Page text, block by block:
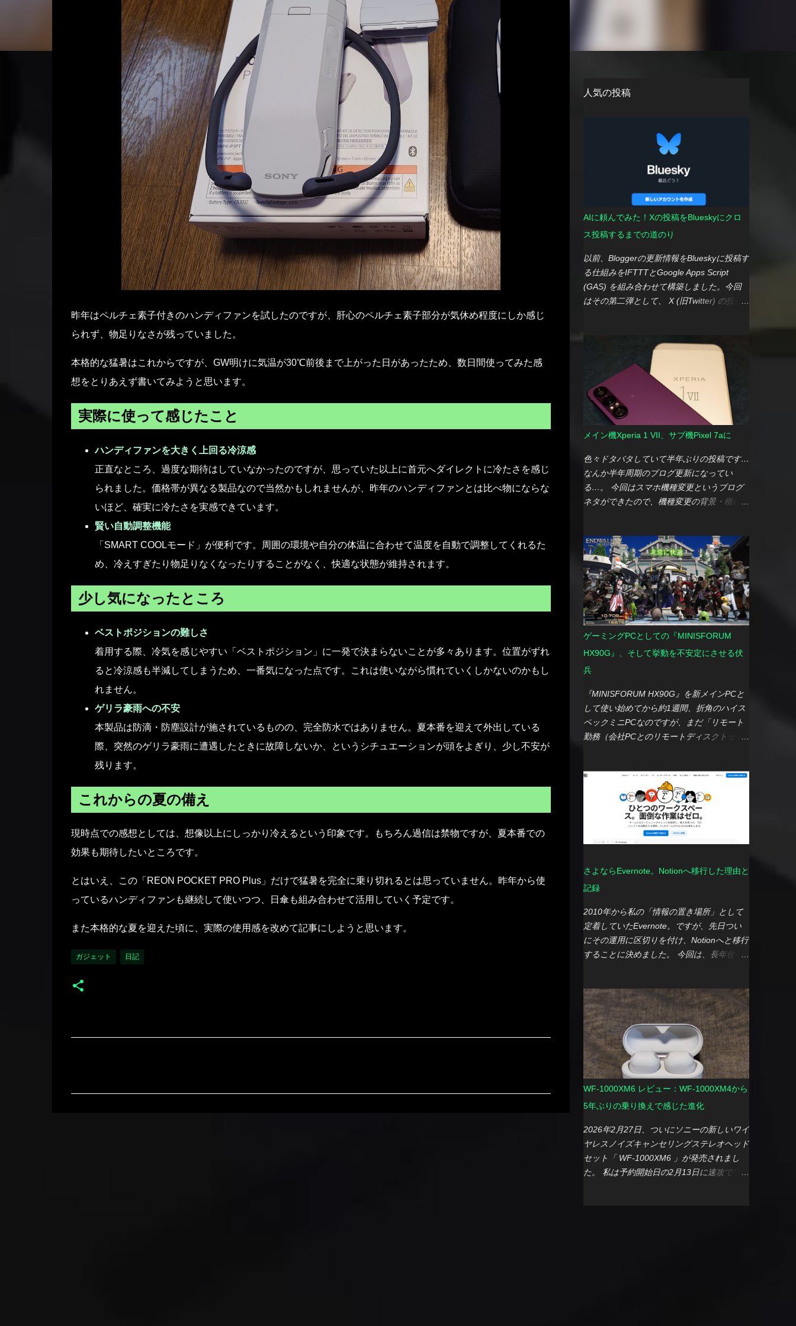
昨年はペルチェ素子付きのハンディファンを試したのですが、肝心のペルチェ素子部分が気休め程度にしか感じ
られず、物足りなさが残っていました。
本格的な猛暑はこれからですが、GW明けに気温が30℃前後まで上がった日があったため、数日間使ってみた感
想をとりあえず書いてみようと思います。
実際に使って感じたこと
ハンディファンを大きく上回る冷涼感
正直なところ、過度な期待はしていなかったのですが、思っていた以上に首元へダイレクトに冷たさを感じ
られました。価格帯が異なる製品なので当然かもしれませんが、昨年のハンディファンとは比べ物にならな
いほど、確実に冷たさを実感できています。
賢い自動調整機能
「SMART COOLモード」が便利です。周囲の環境や自分の体温に合わせて温度を自動で調整してくれるた
め、冷えすぎたり物足りなくなったりすることがなく、快適な状態が維持されます。
少し気になったところ
ベストポジションの難しさ
着用する際、冷気を感じやすい「ベストポジション」に一発で決まらないことが多々あります。位置がずれ
ると冷涼感も半減してしまうため、一番気になった点です。これは使いながら慣れていくしかないのかもし
れません。
ゲリラ豪雨への不安
本製品は防滴・防塵設計が施されているものの、完全防水ではありません。夏本番を迎えて外出している
際、突然のゲリラ豪雨に遭遇したときに故障しないか、というシチュエーションが頭をよぎり、少し不安が
残ります。
これからの夏の備え
現時点での感想としては、想像以上にしっかり冷えるという印象です。もちろん過信は禁物ですが、夏本番での
効果も期待したいところです。
とはいえ、この「REON POCKET PRO Plus」だけで猛暑を完全に乗り切れるとは思っていません。昨年から使
っているハンディファンも継続して使いつつ、日傘も組み合わせて活用していく予定です。
また本格的な夏を迎えた頃に、実際の使用感を改めて記事にしようと思います。
ガジェット 日記
人気の投稿
AIに頼んでみた！Xの投稿をBlueskyにクロ
ス投稿するまでの道のり
以前、Bloggerの更新情報をBlueskyに投稿す
る仕組みをIFTTTとGoogle Apps Script
(GAS) を組み合わせて構築しました。今回
はその第二弾として、 X (旧Twitter) の投稿
回も前回と同様に、IFTTTとGASを連携させ
て機能を実現しています。前回との大きな違
いは、 GASスクリプトの大部分をGeminiに
作成してもらった点 です。 Geminiを使って
みて感じたこと 実際にGeminiにスクリプト
作成を依頼する中で、いくつかの気づきがあ
にかく手軽： GASに詳しくなくても、要望
を伝えるだけで、ある程度動作するスクリプ
トを提示してくれるため、開発の手間が大幅
に削減されました。 バグ修正や改修の柔軟
性： バグが発生した場合でも、動作ログを
えて改修してくれるのは非常に便利でした。
難しい点 既存スクリプトへの機能追加や処
理見直し： 一度完成したスクリプトに機能
を追加したり、処理を見直したりする際は、
新規作成時よりも試行錯誤が増える傾向にあ
りました。既存スクリプトの内容と要望を伝
えると、機能追加や処理の見直しはしてくれ
るものの、 Geminiが全く無関係な箇所まで
勝手に改変してしまう ことが多々あり、そ
れまで正常に動作していた処理まで壊れてし
外の改変にイライラ： 禁止事項を伝えて
も、スクリプトが呼び出しているライブラリ
関数を、全く実在しない関数名に勝手に置き
換えるなど、 理解しがたい改変を平気でや
させられる場面もありました。 まとめ 結果
として、Geminiの助けを借りてXから
Blueskyへのクロス投稿は実現できました
が、想像していた以上に手間がかかったとい
うのが正直な感想です。 それでも、GASの
知識がほとんどない状態から今回の機能を実
メイン機Xperia 1 VII、サブ機Pixel 7aに
色々ドタバタしていて半年ぶりの投稿です…
なんか半年周期のブログ更新になってい
る…。 今回はスマホ機種変更というブログ
ネタができたので、機種変更の背景・機種選
提供期間切れ 今まで、私はメイン機とサブ
機を分けた2台体制で運用してきました。 メ
イン： Xperia 1 V（SIMフリーモデル） サ
ブ（主にナビ用途）： Xperia Ace
III（docomoモデル） この体制で特に大きな
不満なく使えていたのですが、両機共に OS
Ace IIIは、 セキュリティアップデートの提
供も終了 してしまったため、この機会にま
年の冬ボーナスを機に、思い切って2台まと
めて機種変更することにしました。 メイン
機：Xperia 1 VII（SIMフリーモデル）を選
んだ理由 メイン機の乗り換え先は、慣れ親
VII（SIMフリーモデル） を選択しました。
Xperia 1シリーズは、III（docomoモデル）
からV（SIMフリーモデル）と使い続けてい
る私にとって、今回もシリーズを踏襲したの
は以下の理由からです。 (1) 総合的な満足度
これまでのXperia 1シリーズで普段使いのパ
らSIMフリーモデルを使っていますが、 キ
ャリアアプリに悩まされることもなく、機能
が続いているため。 (2) デザイン性 結局の
ところ、Xperiaのデザインが好みに合ってい
ること。 (3) 性能への魅力 引き続き魅力を
感じるカメラの進化と、Snapdragon搭載機
が、その後、販売が再開され品質問題もクリ
アになったため、個人...
ゲーミングPCとしての『MINISFORUM
HX90G』、そして挙動を不安定にさせる伏
兵
『MINISFORUM HX90G』を新メインPCと
して使い始めてから約1週間、折角のハイス
ペックミニPCなのですが、まだ「リモート
勤務（会社PCとのリモートディスクトップ
も通用するスペックなので、当然ゲームも楽
しむつもりでSteamウィンターセールで「サ
イバーパンク2077」を購入してみたもの
の、プレイする時間をなかなか確保できず…
orz なので今回は、 スクウェア・エニックス
『MINISFORUM HX90G』でどのくらいゲ
ームが快適に動くかを実感だけでもしてみよ
うと思いますｗ ファイナルファンタジー公
式ベンチマークソフトでの評価 ① ファイナ
ルファンタジーXIV: 暁月のフィナーレ ベン
チマーク ■条件 最高画質 解像度：
ベンチマーク中の画面見ていても、きれいで
動きも十分なめらかに感じましたね。 ②
FINAL FANTASY XV WINDOWS EDITION
ベンチマーク ■条件 高画質 解像度：
1920✕1080 フルスクリーン ■測定結果
FF14と違って、流石に高画質だと 「快適」
まで評価が落ちましたが、ベンチマーク中の
画面を見る限り、高画質であれだけ動けば十
分だなとも思いました。 【参考】ベンチマ
を回してもCUPの最高温度は90℃で抑えら
れている模様。ゲームのベンチマークなら
GPU温度の方を図るぺきだったかなとブロ
グ記事書きながら思いましたが、それでもし
さよならEvernote。Notionへ移行した理由と
記録
2010年から私の「情報の置き場所」として
定着していたEvernote。ですが、先日つい
にその運用に区切りを付け、Notionへと移行
することに決めました。 今回は、長年使い
う構築したのか、その記録を残しておこうと
思います。 Evernoteを離れる理由 Evernote
を使い始めたのは2010年のこと。当時はあ
らゆるメモやウェブクリップを放り込む、ま
さに自分の「第二の脳」のような存在でし
た。 しかし、ここ数年で状況は大きく変わ
年間利用料は3倍（9,300円/年）にまで膨ら
んでいました。 さらに決定打となったの
は、最新のプラン体系の変更です。今のスペ
ックを維持しようとすると、次回更新時には
さらに上位のプランへの加入が必須となるこ
WF-1000XM6 レビュー：WF-1000XM4から
5年ぶりの乗り換えで感じた進化
2026年2月27日、ついにソニーの新しいワイ
ヤレスノイズキャンセリングステレオヘッド
セット「 WF-1000XM6 」が発売されまし
た。 私は予約開始日の2月13日に速攻でソニ